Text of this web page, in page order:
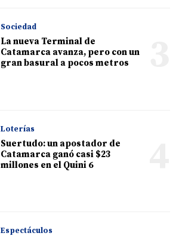
Sociedad
La nueva Terminal de
Catamarca avanza, pero con un
gran basural a pocos metros
Loterías
Suertudo: un apostador de
Catamarca ganó casi $23
millones en el Quini 6
Espectáculos